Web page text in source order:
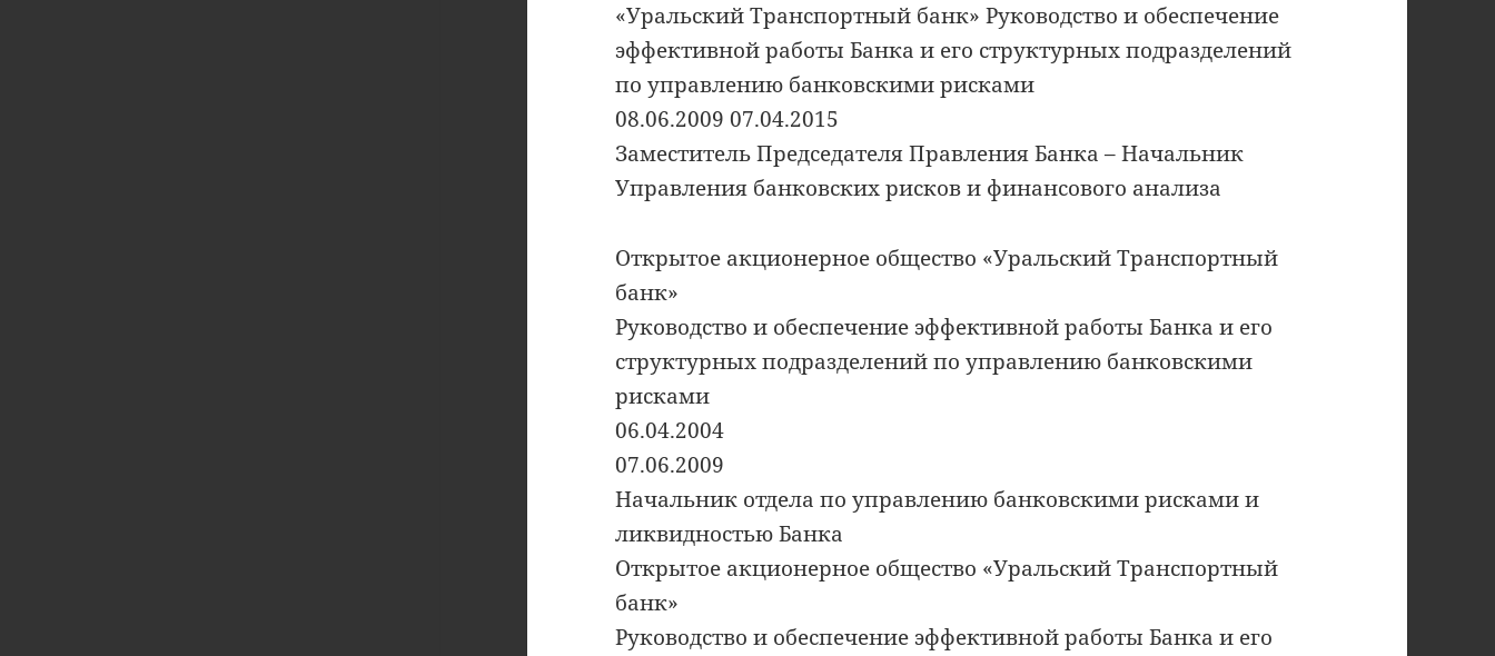
«Уральский Транспортный банк» Руководство и обеспечение
эффективной работы Банка и его структурных подразделений
по управлению банковскими рисками
08.06.2009 07.04.2015
Заместитель Председателя Правления Банка – Начальник
Управления банковских рисков и финансового анализа
Открытое акционерное общество «Уральский Транспортный
банк»
Руководство и обеспечение эффективной работы Банка и его
структурных подразделений по управлению банковскими
рисками
06.04.2004
07.06.2009
Начальник отдела по управлению банковскими рисками и
ликвидностью Банка
Открытое акционерное общество «Уральский Транспортный
банк»
Руководство и обеспечение эффективной работы Банка и его